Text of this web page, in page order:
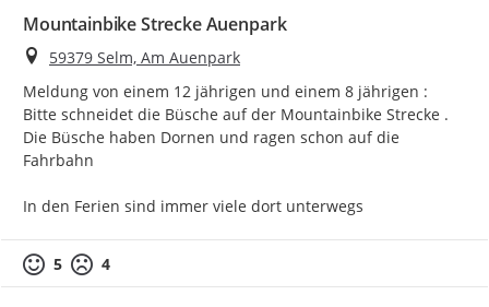
Mountainbike Strecke Auenpark
Ort
59379 Selm, Am Auenpark
Meldung von einem 12 jährigen und einem 8 jährigen :
Bitte schneidet die Büsche auf der Mountainbike Strecke .
Die Büsche haben Dornen und ragen schon auf die
Fahrbahn
In den Ferien sind immer viele dort unterwegs
5 4